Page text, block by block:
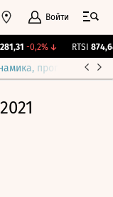
Войти
-0,2%↓ RTSI 874,64
прогнозы